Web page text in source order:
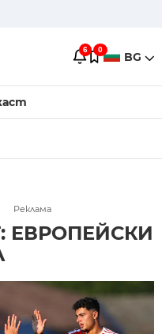
6 0 BG
Реклама
ЕВРОПЕЙСКИ